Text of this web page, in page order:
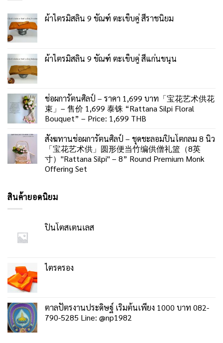
ผ้าไตรมิสลิน 9 ขัณฑ์ ตะเข็บคู่ สีราชนิยม
ผ้าไตรมิสลิน 9 ขัณฑ์ ตะเข็บคู่ สีแก่นขนุน
ช่อผการัตนศิลป์ – ราคา 1,699 บาท「宝花艺术供花
束」– 售价 1,699 泰铢 “Rattana Silpi Floral
Bouquet” – Price: 1,699 THB
สังฆทานช่อผการัตนศิลป์ – ชุดชะลอมปิ่นโตกลม 8 นิ้ว
「宝花艺术供」圆形便当竹编供僧礼篮（8英
寸）"Rattana Silpi" – 8” Round Premium Monk
Offering Set
สินค้ายอดนิยม
ปิ่นโตสเตนเลส
ไตรครอง
ตาลปัตรงานประดิษฐ์ เริ่มต้นเพียง 1000 บาท 082-
790-5285 Line: @np1982